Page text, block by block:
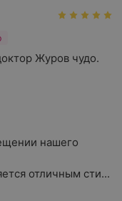
Журов чудо.
нашего
отличным сти...